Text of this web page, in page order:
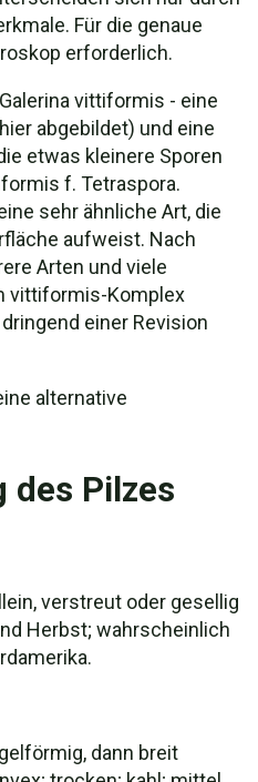
Für die genaue
erforderlich.
vittiformis - eine
abgebildet) und eine
etwas kleinere Sporen
f. Tetraspora.
sehr ähnliche Art, die
aufweist. Nach
Arten und viele
vittiformis-Komplex
einer Revision
alternative
des Pilzes
verstreut oder gesellig
Herbst; wahrscheinlich
dann breit